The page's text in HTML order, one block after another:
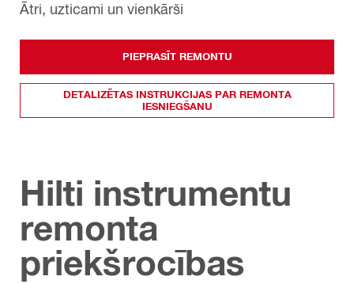
Ātri, uzticami un vienkārši
PIEPRASĪT REMONTU
DETALIZĒTAS INSTRUKCIJAS PAR REMONTA
IESNIEGŠANU
Hilti instrumentu
remonta
priekšrocības